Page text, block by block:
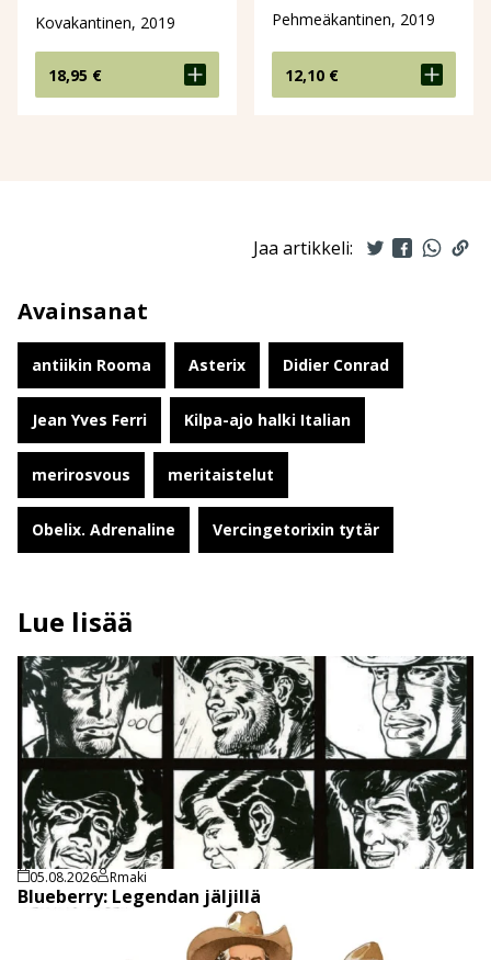
Kovakantinen, 2019
18,95 €
Pehmeäkantinen, 2019
12,10 €
Jaa artikkeli:
Avainsanat
antiikin Rooma Asterix Didier Conrad
Jean Yves Ferri Kilpa-ajo halki Italian
merirosvous meritaistelut
Obelix. Adrenaline Vercingetorixin tytär
Lue lisää
05.08.2026 Rmaki
Blueberry: Legendan jäljillä